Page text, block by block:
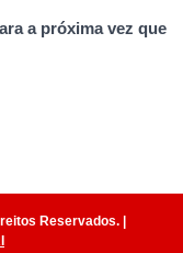
a próxima vez que
Reservados. |